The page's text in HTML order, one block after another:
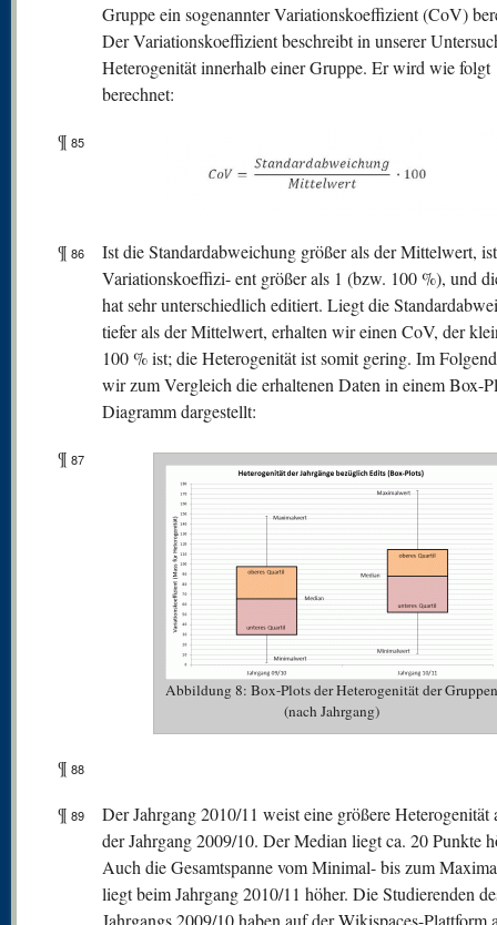
Gruppe ein sogenannter Variationskoeffizient (CoV)
Der Variationskoeffizient beschreibt in unserer
Heterogenität innerhalb einer Gruppe. Er wird wie folgt
berechnet:
¶ 85
¶ 86
Ist die Standardabweichung größer als der Mittelwert,
Variationskoeffizi- ent größer als 1 (bzw. 100 %), und
hat sehr unterschiedlich editiert. Liegt die
tiefer als der Mittelwert, erhalten wir einen CoV, der
100 % ist; die Heterogenität ist somit gering. Im
wir zum Vergleich die erhaltenen Daten in einem Box-
Diagramm dargestellt:
¶ 87
Abbildung 8: Box-Plots der Heterogenität der Gruppen
(nach Jahrgang)
¶ 88
¶ 89
Der Jahrgang 2010/11 weist eine größere Heterogenität
der Jahrgang 2009/10. Der Median liegt ca. 20 Punkte
Auch die Gesamtspanne vom Minimal- bis zum
liegt beim Jahrgang 2010/11 höher. Die Studierenden
Jahrgangs 2009/10 haben auf der Wikispaces-Plattform